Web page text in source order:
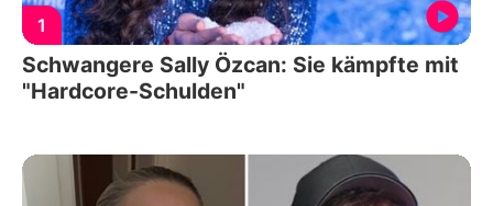
1
Schwangere Sally Özcan: Sie kämpfte mit
"Hardcore-Schulden"